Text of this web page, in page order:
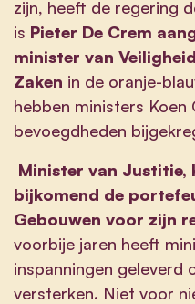
zijn, heeft de regering
is Pieter De Crem
minister van
Zaken in de oranje-
hebben ministers Koen
bevoegdheden
Minister van Justitie,
bijkomend de
Gebouwen voor zijn
voorbije jaren heeft
inspanningen geleverd
versterken. Niet voor